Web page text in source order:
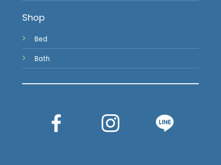
Shop
Bed
Bath